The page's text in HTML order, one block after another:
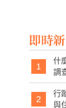
即時
1
什
調
2
行
與